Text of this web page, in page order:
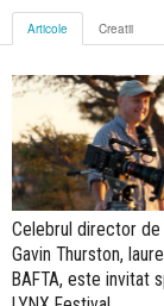
Articole Creatii
Celebrul director de
Gavin Thurston,
BAFTA, este invitat